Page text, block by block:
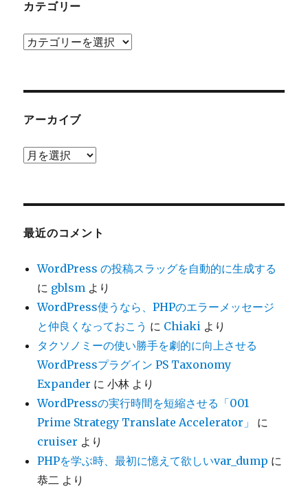
カテゴリー
カ
ー
アーカイブ
ア
ブ
最近のコメント
WordPress の投稿スラッグを自動的に生成する
に gblsm より
WordPress使うなら、PHPのエラーメッセージ
と仲良くなっておこう に Chiaki より
タクソノミーの使い勝手を劇的に向上させる
WordPressプラグイン PS Taxonomy
Expander に小林 より
WordPressの実行時間を短縮させる「001
Prime Strategy Translate Accelerator」
に
cruiser より
PHPを学ぶ時、最初に憶えて欲しいvar_dump に
恭二 より